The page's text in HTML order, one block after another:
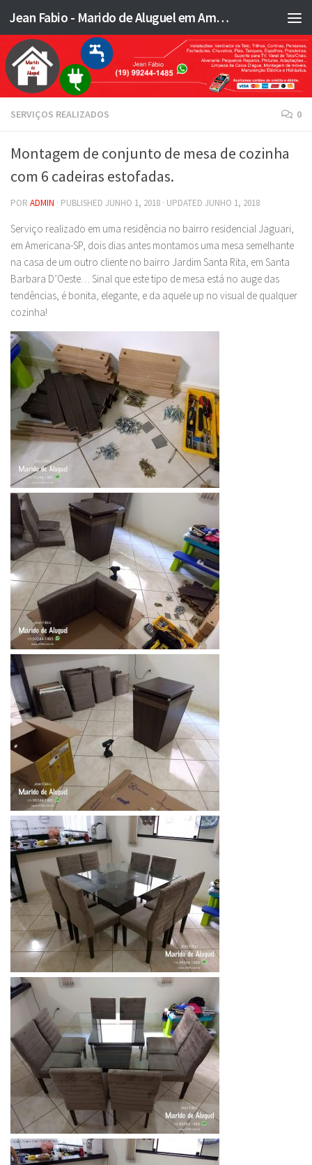
Skip to content Jean Fabio - Marido de Aluguel em Americana SP e região - JFMA
SERVIÇOS REALIZADOS 0
Montagem de conjunto de mesa de cozinha
com 6 cadeiras estofadas.
POR ADMIN · PUBLISHED JUNHO 1, 2018 · UPDATED JUNHO 1, 2018
Serviço realizado em uma residência no bairro residencial Jaguari,
em Americana-SP, dois dias antes montamos uma mesa semelhante
na casa de um outro cliente no bairro Jardim Santa Rita, em Santa
Barbara D’Oeste… Sinal que este tipo de mesa está no auge das
tendências, é bonita, elegante, e da aquele up no visual de qualquer
cozinha!